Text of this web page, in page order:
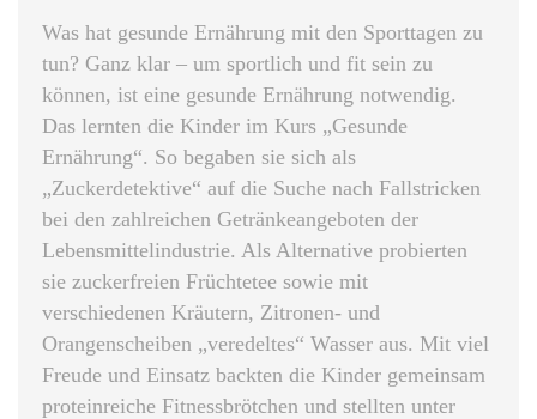
Was hat gesunde Ernährung mit den Sporttagen zu
tun? Ganz klar – um sportlich und fit sein zu
können, ist eine gesunde Ernährung notwendig.
Das lernten die Kinder im Kurs „Gesunde
Ernährung“. So begaben sie sich als
„Zuckerdetektive“ auf die Suche nach Fallstricken
bei den zahlreichen Getränkeangeboten der
Lebensmittelindustrie. Als Alternative probierten
sie zuckerfreien Früchtetee sowie mit
verschiedenen Kräutern, Zitronen- und
Orangenscheiben „veredeltes“ Wasser aus. Mit viel
Freude und Einsatz backten die Kinder gemeinsam
proteinreiche Fitnessbrötchen und stellten unter